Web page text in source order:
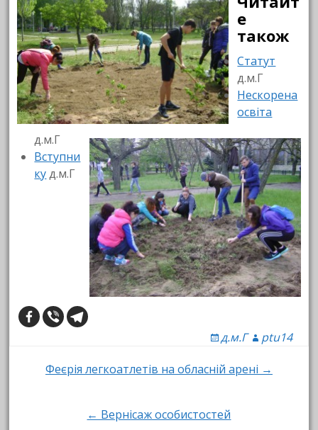
е
також
Статут
д.м.Г
Нескорена
освіта
д.м.Г
Вступни
куд.м.Г
д.м.Г ptu14
Post
navigation
Феєрія легкоатлетів на обласній арені →
← Вернісаж особистостей